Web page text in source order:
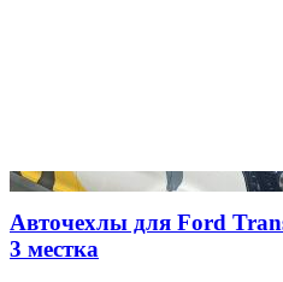
Авточехлы для Ford
3 местка